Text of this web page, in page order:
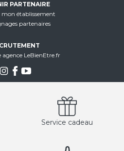
PARTENAIRE
mon établissement
partenaires
LeBienEtre.fr
Service cadeau